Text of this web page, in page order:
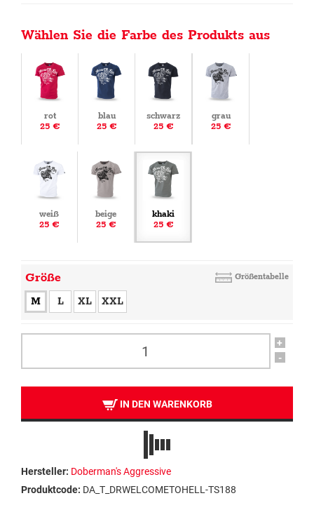
Wählen Sie die Farbe des Produkts aus
rot
25 €
blau
25 €
schwarz
25 €
grau
25 €
weiß
25 €
beige
25 €
khaki
25 €
Größe Größentabelle
M L XL XXL
+
-
IN DEN WARENKORB
Hersteller: Doberman's Aggressive
Produktcode: DA_T_DRWELCOMETOHELL-TS188